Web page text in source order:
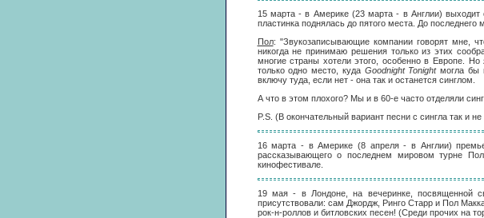
15 марта - в Америке (23 марта - в Англии) выходит
пластинка поднялась до пятого места. До
Пол: "Звукозаписывающие компании говорят мне,
никогда не принимаю решения только из этих
многие страны хотели этого, особенно в Европе.
только одно место, куда Goodnight Tonightмогла бы
включу туда, если нет - она так и останется синглом.
А что в этом плохого? Мы и в 60-е часто отделяли
P.S. (В окончательный вариант песни с сингла так и
16 марта - в Америке (8 апреля - в Англии)
рассказывающего о последнем мировом турне
кинофестивале.
19 мая - в Лондоне, на вечеринке, посвященной
присутствовали: сам Джордж, Ринго Старр и Пол
рок-н-роллов и битловских песен! (Среди прочих на